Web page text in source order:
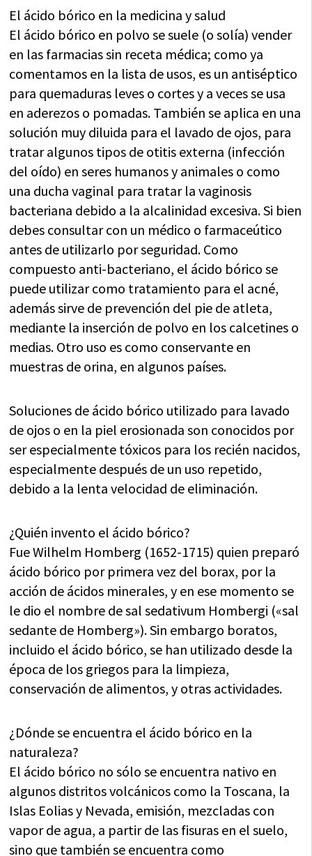
El ácido bórico en la medicina y salud
El ácido bórico en polvo se suele (o solía) vender
en las farmacias sin receta médica; como ya
comentamos en la lista de usos, es un antiséptico
para quemaduras leves o cortes y a veces se usa
en aderezos o pomadas. También se aplica en una
solución muy diluida para el lavado de ojos, para
tratar algunos tipos de otitis externa (infección
del oído) en seres humanos y animales o como
una ducha vaginal para tratar la vaginosis
bacteriana debido a la alcalinidad excesiva. Si bien
debes consultar con un médico o farmaceútico
antes de utilizarlo por seguridad. Como
compuesto anti-bacteriano, el ácido bórico se
puede utilizar como tratamiento para el acné,
además sirve de prevención del pie de atleta,
mediante la inserción de polvo en los calcetines o
medias. Otro uso es como conservante en
muestras de orina, en algunos países.
Soluciones de ácido bórico utilizado para lavado
de ojos o en la piel erosionada son conocidos por
ser especialmente tóxicos para los recién nacidos,
especialmente después de un uso repetido,
debido a la lenta velocidad de eliminación.
¿Quién invento el ácido bórico?
Fue Wilhelm Homberg (1652-1715) quien preparó
ácido bórico por primera vez del borax, por la
acción de ácidos minerales, y en ese momento se
le dio el nombre de sal sedativum Hombergi («sal
sedante de Homberg»). Sin embargo boratos,
incluido el ácido bórico, se han utilizado desde la
época de los griegos para la limpieza,
conservación de alimentos, y otras actividades.
¿Dónde se encuentra el ácido bórico en la
naturaleza?
El ácido bórico no sólo se encuentra nativo en
algunos distritos volcánicos como la Toscana, la
Islas Eolias y Nevada, emisión, mezcladas con
vapor de agua, a partir de las fisuras en el suelo,
sino que también se encuentra como